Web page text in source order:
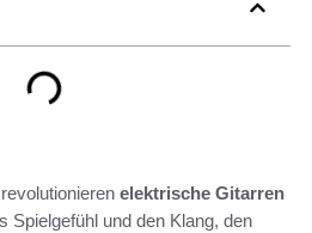
elektrische Gitarren
Spielgefühl und den Klang, den